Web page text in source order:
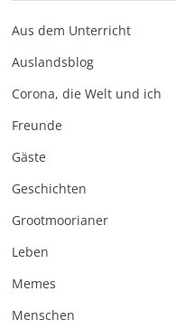
Aus dem Unterricht
Auslandsblog
Corona, die Welt und ich
Freunde
Gäste
Geschichten
Grootmoorianer
Leben
Memes
Menschen